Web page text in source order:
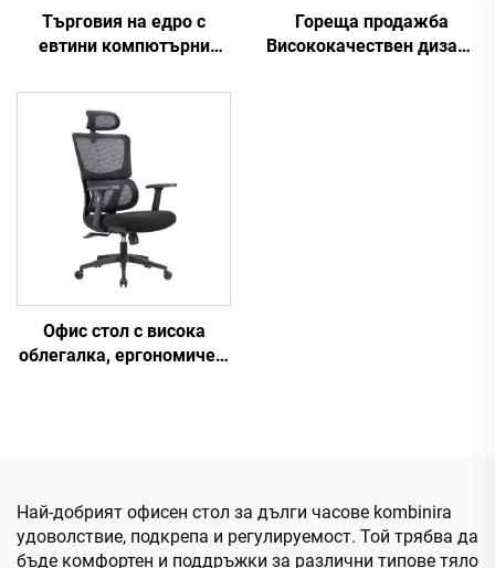
Търговия на едро с
евтини компютърни
облегалка за персонал
Удобен мрежест плат
Ергономичен офис стол
Гореща продажба
Висококачествен дизайн
Офис стол с висока
облегалка, ергономичен,
Китай
Най-добрият офисен стол за дълги часове kombinira
удоволствие, подкрепа и регулируемост. Той трябва да
бъде комфортен и поддръжки за различни типове тяло